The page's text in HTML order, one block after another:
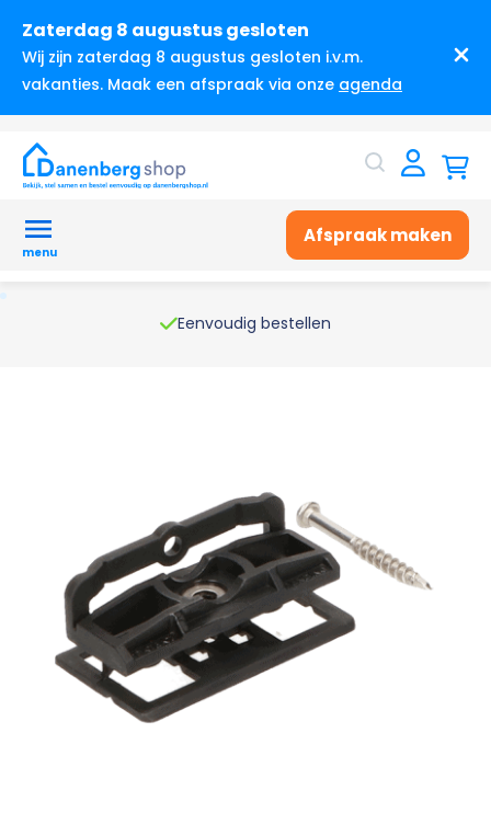
Zaterdag 8 augustus gesloten
Wij zijn zaterdag 8 augustus gesloten i.v.m.
vakanties. Maak een afspraak via onze agenda
menu
Afspraak maken
Eenvoudig bestellen